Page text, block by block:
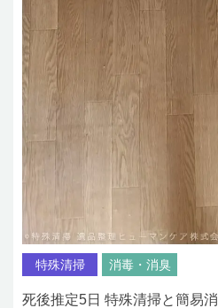
特殊清掃 消毒・消臭
死後推定5日 特殊清掃と簡易